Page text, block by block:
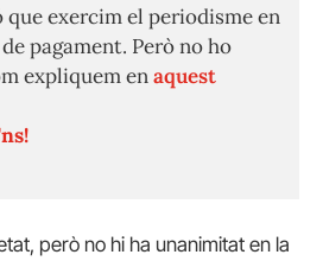
que exercim el periodisme en
pagament. Però no ho
expliquem enaquest
però no hi ha unanimitat en la